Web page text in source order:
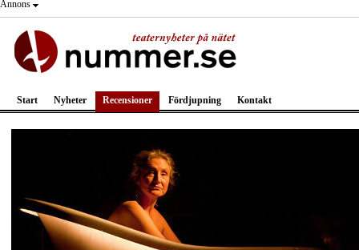
Annons
Start Nyheter Recensioner Fördjupning Kontakt